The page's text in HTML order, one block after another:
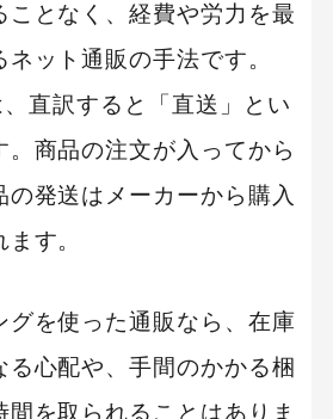
プシッピング
シッピングを始めるのがおす
が簡単
れば販売商品を探すのも簡単
存顧客へのプロモーションも行
したECサイト構築をサポート
ことなく、経費や労力を最
ット通販の手法です。
直訳すると「直送」とい
。商品の注文が入ってから
発送はメーカーから購入
す。
グを使った通販なら、在庫
る心配や、手間のかかる梱
を取られることはありま